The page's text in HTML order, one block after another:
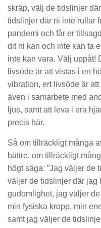
skräp, välj de tidslinjer
tidslinjer där ni inte rullar
pandemi och får er
dit ni kan och inte kan ta
inte kan vara. Välj uppåt!
livsöde är att vistas i en
vibration, ert livsöde är
även i samarbete med
ljus, samt att leva i era
precis här.
Så om tillräckligt många
bättre, om tillräckligt
högt säga: ”Jag väljer de
väljer de tidslinjer där jag
gudomlighet, jag väljer
min fysiska kropp, min
samt jag väljer de